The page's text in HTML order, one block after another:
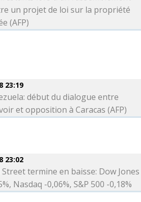
un projet de loi sur la propriété
(AFP)
23:19
début du dialogue entre
et opposition à Caracas (AFP)
23:02
Street termine en baisse: Dow Jones
Nasdaq -0,06%, S&P 500 -0,18%